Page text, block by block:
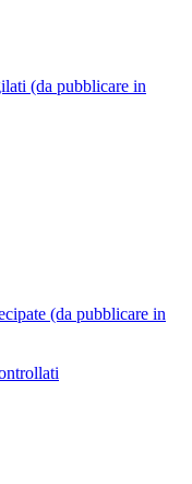
(da pubblicare in
(da pubblicare in